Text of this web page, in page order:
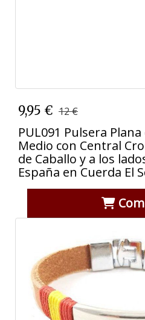
9,95 € 12 €
PUL091 Pulsera
Medio con Central
de Caballo y a los
España en Cuerda El